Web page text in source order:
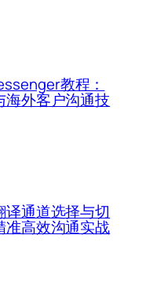
教程：
海外客户沟通技
通道选择与切
准高效沟通实战